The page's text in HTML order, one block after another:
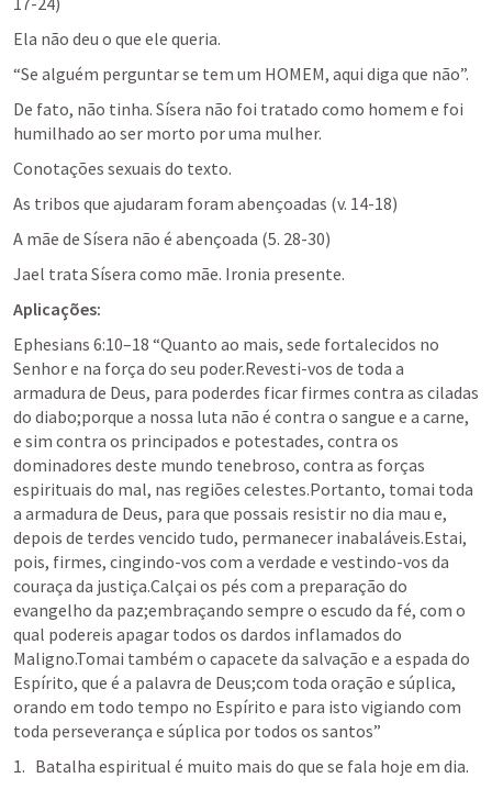
Ela não deu o que ele queria.
“Se alguém perguntar se tem um HOMEM, aqui diga que não”.
De fato, não tinha. Sísera não foi tratado como homem e foi
humilhado ao ser morto por uma mulher.
Conotações sexuais do texto.
As tribos que ajudaram foram abençoadas (v. 14-18)
A mãe de Sísera não é abençoada (5. 28-30)
Jael trata Sísera como mãe. Ironia presente.
Aplicações:
Ephesians 6:10–18 “Quanto ao mais, sede fortalecidos no
Senhor e na força do seu poder.Revesti-vos de toda a
armadura de Deus, para poderdes ficar firmes contra as ciladas
do diabo;porque a nossa luta não é contra o sangue e a carne,
e sim contra os principados e potestades, contra os
dominadores deste mundo tenebroso, contra as forças
espirituais do mal, nas regiões celestes.Portanto, tomai toda
a armadura de Deus, para que possais resistir no dia mau e,
depois de terdes vencido tudo, permanecer inabaláveis.Estai,
pois, firmes, cingindo-vos com a verdade e vestindo-vos da
couraça da justiça.Calçai os pés com a preparação do
evangelho da paz;embraçando sempre o escudo da fé, com o
qual podereis apagar todos os dardos inflamados do
Maligno.Tomai também o capacete da salvação e a espada do
Espírito, que é a palavra de Deus;com toda oração e súplica,
orando em todo tempo no Espírito e para isto vigiando com
toda perseverança e súplica por todos os santos”
Batalha espiritual é muito mais do que se fala hoje em dia.